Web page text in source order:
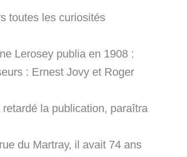
toutes les curiosités
Lerosey publia en 1908 :
: Ernest Jovy et Roger
la publication, paraîtra
du Martray, il avait 74 ans